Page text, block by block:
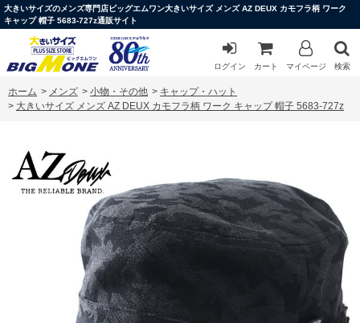
大きいサイズのメンズ専門店ビッグエムワン大きいサイズ メンズ AZ DEUX カモフラ柄 ワーク
キャップ 帽子 5683-727z通販サイト
ログイン カート マイページ 検索
ホーム > メンズ > 小物・その他 > キャップ・ハット
> 大きいサイズ メンズ AZ DEUX カモフラ柄 ワーク キャップ 帽子 5683-727z